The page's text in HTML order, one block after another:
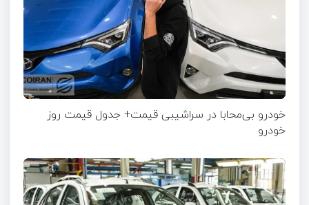
خودرو بی‌محابا در سراشیبی قیمت+ جدول قیمت روز
خودرو